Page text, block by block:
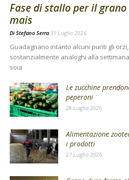
Fase di stallo per il
mais
Di Stefano Serra 31 Luglio 2026
Guadagnano intanto alcuni punti gli
sostanzialmente analoghi alla
soia
Le zucchine
peperoni
28 Luglio 2026
Alimentazione
i prodotti
27 Luglio 2026